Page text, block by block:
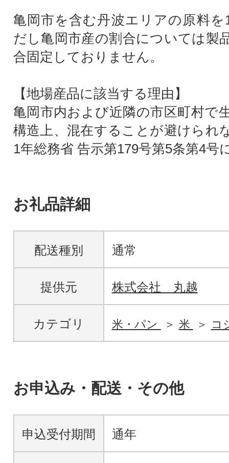
亀岡市を含む丹波エリアの原料を
だし亀岡市産の割合については製
合固定しておりません。
【地場産品に該当する理由】
亀岡市内および近隣の市区町村で
構造上、混在することが避けられ
1年総務省 告示第179号第5条第4号
お礼品詳細
配送種別 通常
提供元 株式会社 丸越
カテゴリ 米・パン 米 コ
お申込み・配送・その他
申込受付期間 通年